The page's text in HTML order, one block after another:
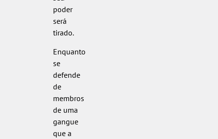
poder
será
tirado.
Enquanto
se
defende
de
membros
de uma
gangue
que a